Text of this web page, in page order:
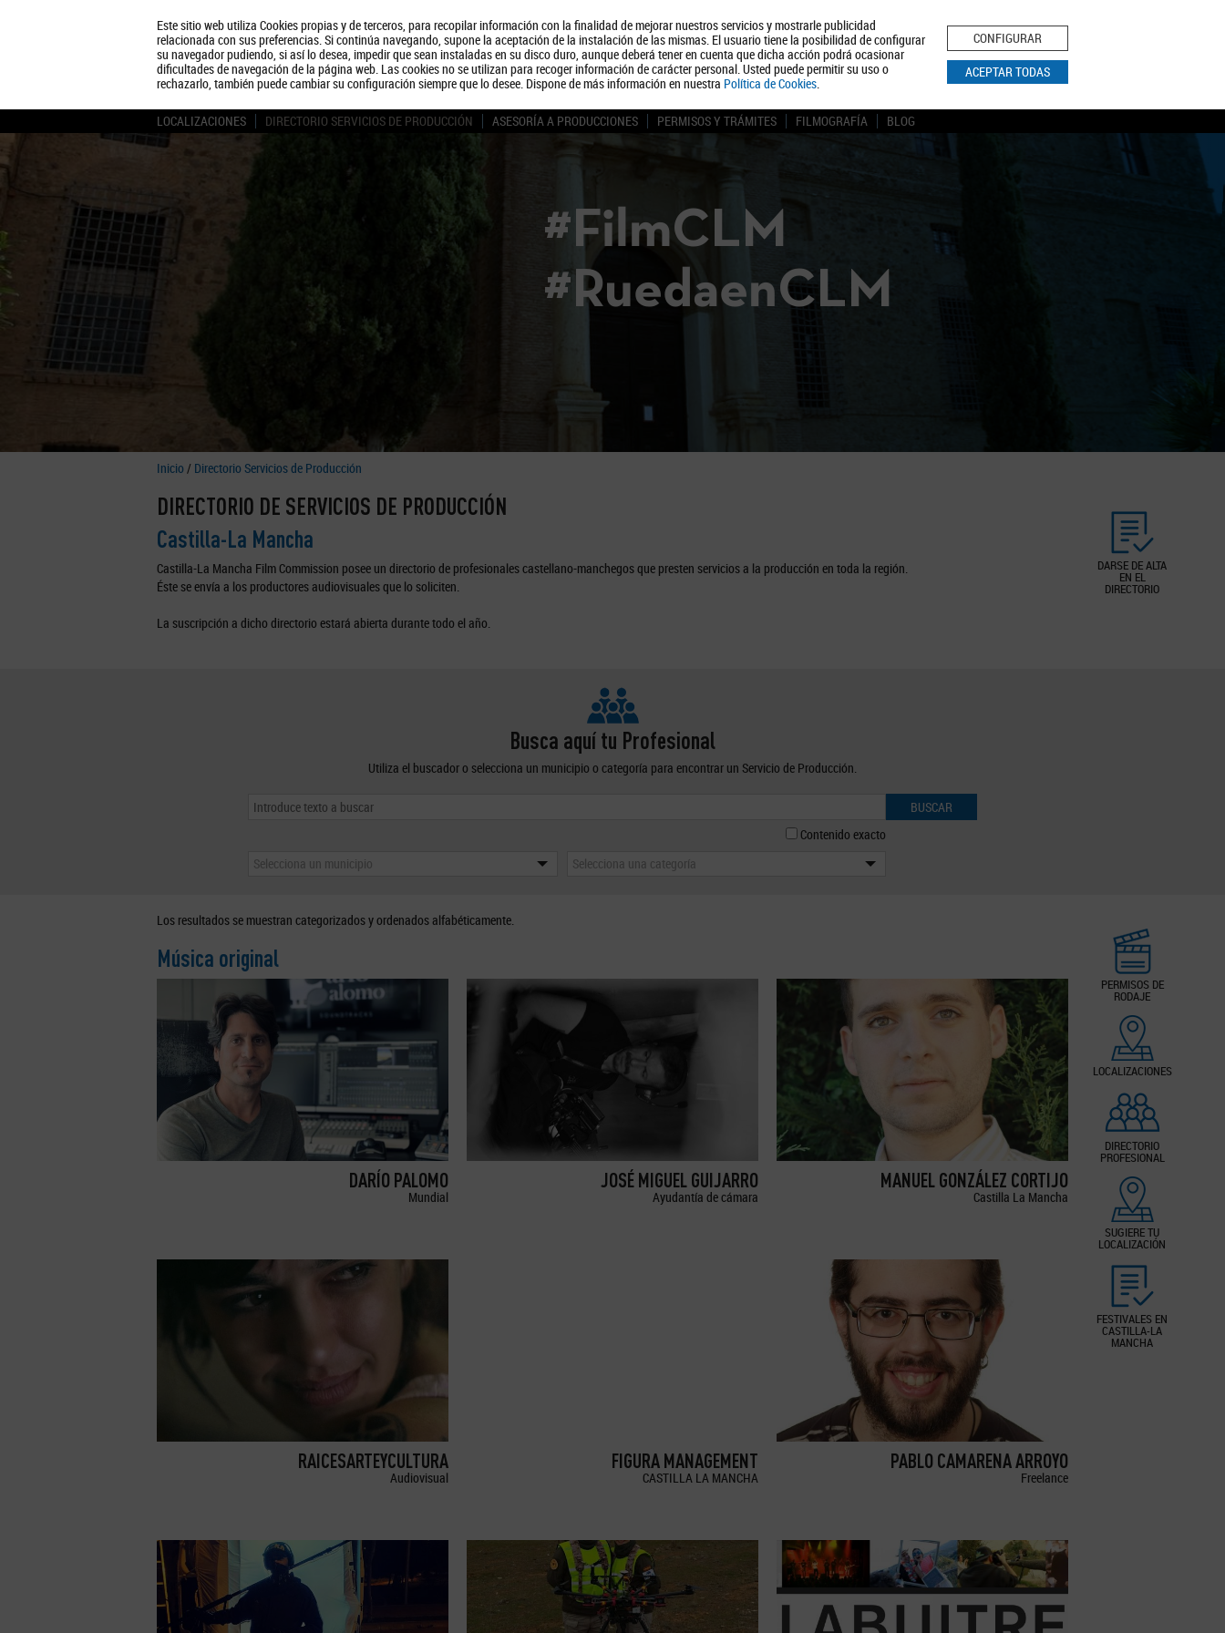
Este sitio web utiliza Cookies propias y de terceros, para recopilar información con la finalidad de mejorar nuestros servicios y mostrarle publicidad
relacionada con sus preferencias. Si continúa navegando, supone la aceptación de la instalación de las mismas. El usuario tiene la posibilidad de configurar
su navegador pudiendo, si así lo desea, impedir que sean instaladas en su disco duro, aunque deberá tener en cuenta que dicha acción podrá ocasionar
dificultades de navegación de la página web. Las cookies no se utilizan para recoger información de carácter personal. Usted puede permitir su uso o
rechazarlo, también puede cambiar su configuración siempre que lo desee. Dispone de más información en nuestra Política de Cookies.
CONFIGURAR
ACEPTAR TODAS
Quiénes somos Turismo Política de Privacidad Aviso Legal Política de Cookies
BUSCAR
LOCALIZACIONES DIRECTORIO SERVICIOS DE PRODUCCIÓN ASESORÍA A PRODUCCIONES PERMISOS Y TRÁMITES FILMOGRAFÍA BLOG
#FilmCLM
#RuedaenCLM
Inicio / Directorio Servicios de Producción
DARSE DE ALTA
EN EL
DIRECTORIO
DIRECTORIO DE SERVICIOS DE PRODUCCIÓN
Castilla-La Mancha
Castilla-La Mancha Film Commission posee un directorio de profesionales castellano-manchegos que presten servicios a la producción en toda la región.
Éste se envía a los productores audiovisuales que lo soliciten.
La suscripción a dicho directorio estará abierta durante todo el año.
Busca aquí tu Profesional
Utiliza el buscador o selecciona un municipio o categoría para encontrar un Servicio de Producción.
BUSCAR
Contenido exacto
Selecciona un municipio
Selecciona una categoría
PERMISOS DE
RODAJE
LOCALIZACIONES
DIRECTORIO
PROFESIONAL
SUGIERE TU
LOCALIZACIÓN
FESTIVALES EN
CASTILLA-LA
MANCHA
Los resultados se muestran categorizados y ordenados alfabéticamente.
Música original
DARÍO PALOMO
Mundial
JOSÉ MIGUEL GUIJARRO
Ayudantía de cámara
MANUEL GONZÁLEZ CORTIJO
Castilla La Mancha
RAICESARTEYCULTURA
Audiovisual
FIGURA MANAGEMENT
CASTILLA LA MANCHA
PABLO CAMARENA ARROYO
Freelance